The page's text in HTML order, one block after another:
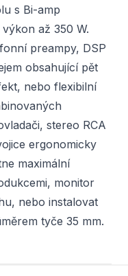
s Bi-amp
až 350 W.
preampy, DSP
obsahující pět
nebo flexibilní
stereo RCA
ergonomicky
maximální
monitor
nebo instalovat
tyče 35 mm.